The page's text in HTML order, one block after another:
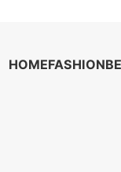
HOMEFASHION